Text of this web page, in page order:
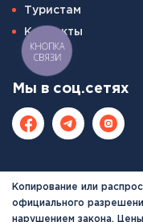
Туристам
Контакты
Мы в соц.сетях
Копирование или
официального
нарушением закона.
КНОПКА
СВЯЗИ